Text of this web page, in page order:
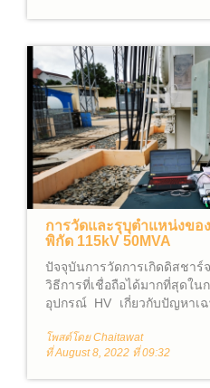
การวัดและรุบุตำแหน่งข
พิกัด 115kV 50MVA
ปัจจุบันการวัดการเกิดดิสชา
วิธีการที่เชื่อถือได้มากที่สุดใ
อุปกรณ์ HV เกี่ยวกับปัญหาเ
เนื่องมาจากการผลิต การ
เกิดPD ขึ้นมาได้ และ กา
โพสต์โดย Chaitawat
ที่ August 8, 2022 ที่ 09:32